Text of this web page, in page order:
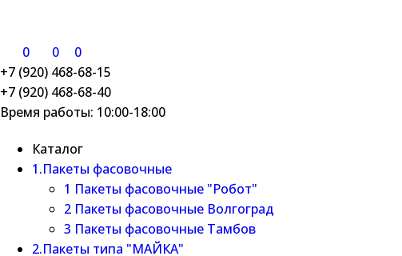
0 0
0
+7 (920) 468-68-15
+7 (920) 468-68-40
Время работы: 10:00-18:00
Каталог
1.Пакеты фасовочные
1 Пакеты фасовочные "Робот"
2 Пакеты фасовочные Волгоград
3 Пакеты фасовочные Тамбов
2.Пакеты типа "МАЙКА"